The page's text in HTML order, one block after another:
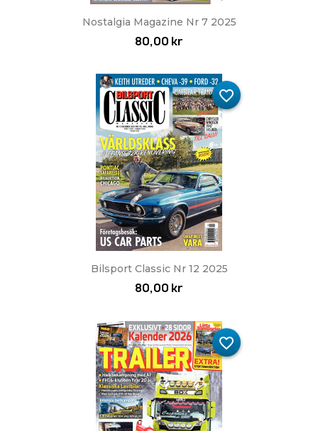
Nostalgia Magazine Nr 7 2025
80,00 kr
Bilsport Classic Nr 12 2025
80,00 kr
favorite_border
favorite_border